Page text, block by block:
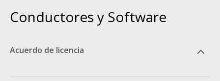
Conductores y Software
Acuerdo de licencia